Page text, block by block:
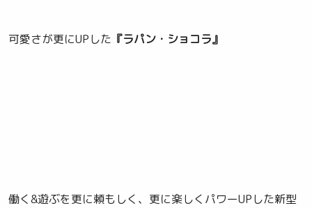
可愛さが更にUPした 『ラパン・ショコラ』
働く&遊ぶを更に頼もしく、更に楽しくパワーUPした新型